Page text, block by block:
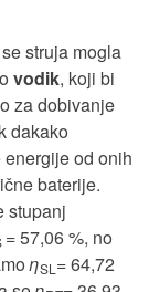
struja mogla
vodik, koji bi
za dobivanje
dakako
od onih
baterije.
stupanj
= 57,06 %, no
ηSL = 64,72